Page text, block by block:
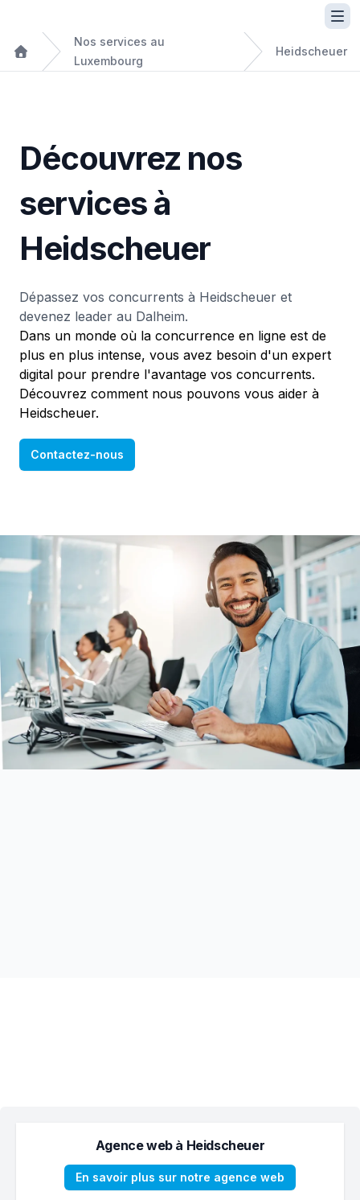
Nos services au
Luxembourg
Heidscheuer
Découvrez nos
services à
Heidscheuer
Dépassez vos concurrents à Heidscheuer et
devenez leader au Dalheim.
Dans un monde où la concurrence en ligne est de
plus en plus intense, vous avez besoin d'un expert
digital pour prendre l'avantage vos concurrents.
Découvrez comment nous pouvons vous aider à
Heidscheuer.
Contactez-nous
Agence web à Heidscheuer
En savoir plus sur notre agence web